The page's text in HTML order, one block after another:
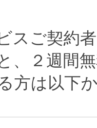
スご契約
、２週間
方は以下